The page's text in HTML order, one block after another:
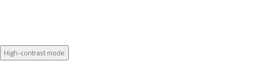
High-contrast mode